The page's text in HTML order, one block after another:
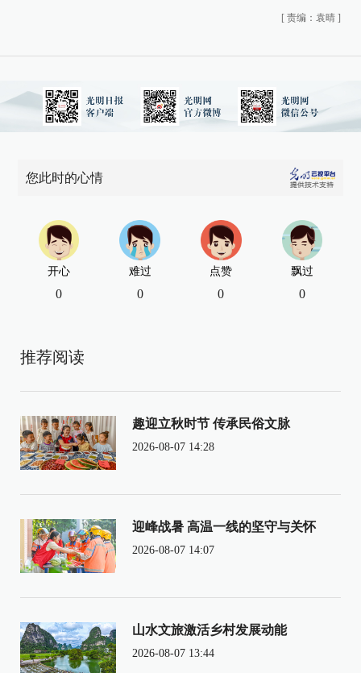
[ 责编：袁晴 ]
您此时的心情
开心
0
难过
0
点赞
0
飘过
0
推荐阅读
趣迎立秋时节 传承民俗文脉
2026-08-07 14:28
迎峰战暑 高温一线的坚守与关怀
2026-08-07 14:07
山水文旅激活乡村发展动能
2026-08-07 13:44